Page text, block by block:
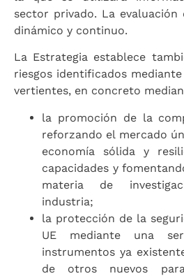
sector privado. La evaluación
dinámico y continuo.
La Estrategia establece
riesgos identificados
vertientes, en concreto
la promoción de la
reforzando el mercado
economía sólida y
capacidades y
materia de
industria;
la protección de la
UE mediante una
instrumentos ya
de otros nuevos